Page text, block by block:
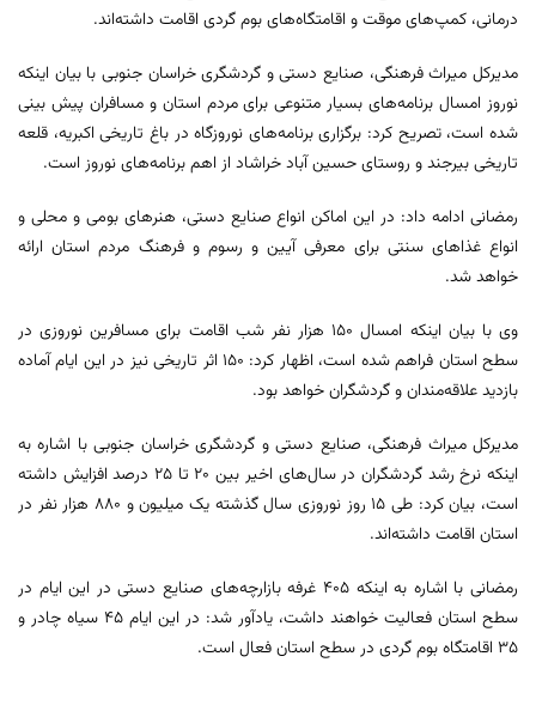
درمانی، کمپ‌های موقت و اقامتگاه‌های بوم گردی اقامت داشته‌اند.
مدیرکل میراث فرهنگی، صنایع دستی و گردشگری خراسان جنوبی با بیان اینکه
نوروز امسال برنامه‌های بسیار متنوعی برای مردم استان و مسافران پیش بینی
شده است، تصریح کرد: برگزاری برنامه‌های نوروزگاه در باغ تاریخی اکبریه، قلعه
تاریخی بیرجند و روستای حسین آباد خراشاد از اهم برنامه‌های نوروز است.
رمضانی ادامه داد: در این اماکن انواع صنایع دستی، هنرهای بومی و محلی و
انواع غذاهای سنتی برای معرفی آیین و رسوم و فرهنگ مردم استان ارائه
خواهد شد.
وی با بیان اینکه امسال 150 هزار نفر شب اقامت برای مسافرین نوروزی در
سطح استان فراهم شده است، اظهار کرد: 150 اثر تاریخی نیز در این ایام آماده
بازدید علاقه‌مندان و گردشگران خواهد بود.
مدیرکل میراث فرهنگی، صنایع دستی و گردشگری خراسان جنوبی با اشاره به
اینکه نرخ رشد گردشگران در سال‌های اخیر بین 20 تا 25 درصد افزایش داشته
است، بیان کرد: طی 15 روز نوروزی سال گذشته یک میلیون و 880 هزار نفر در
استان اقامت داشته‌اند.
رمضانی با اشاره به اینکه 405 غرفه بازارچه‌های صنایع دستی در این ایام در
سطح استان فعالیت خواهند داشت، یادآور شد: در این ایام 45 سیاه چادر و
35 اقامتگاه بوم گردی در سطح استان فعال است.